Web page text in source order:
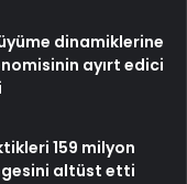
dinamiklerine
ayırt edici
159 milyon
altüst etti